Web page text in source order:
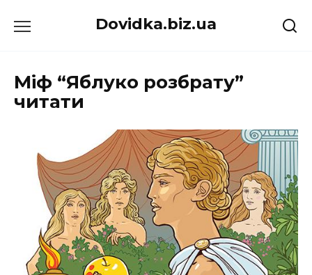
до
Dovidka.biz.ua
Міф “Яблуко розбрату”
читати